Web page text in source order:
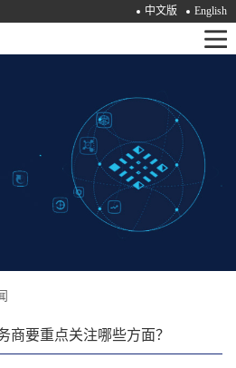
中文版 English
商要重点关注哪些方面？